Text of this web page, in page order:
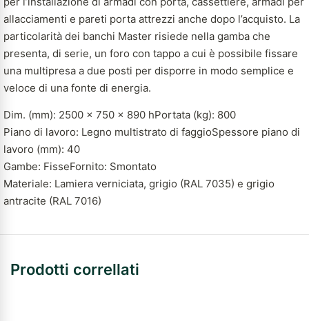
allacciamenti e pareti porta attrezzi anche dopo l’acquisto. La
particolarità dei banchi Master risiede nella gamba che
presenta, di serie, un foro con tappo a cui è possibile fissare
una multipresa a due posti per disporre in modo semplice e
veloce di una fonte di energia.
Dim. (mm): 2500 x 750 x 890 hPortata (kg): 800
Piano di lavoro: Legno multistrato di faggioSpessore piano di
lavoro (mm): 40
Gambe: FisseFornito: Smontato
Materiale: Lamiera verniciata, grigio (RAL 7035) e grigio
antracite (RAL 7016)
Prodotti correllati